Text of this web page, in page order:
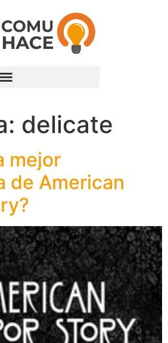
delicate
mejor
de American